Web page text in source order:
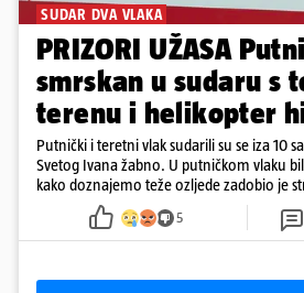
SUDAR DVA VLAKA
PRIZORI UŽASA
smrskan u sudaru s
terenu i helikopter
Putnički i teretni vlak sudarili su se iza 10
Svetog Ivana žabno. U putničkom vlaku
kako doznajemo teže ozljede zadobio je
vlaka. Zatvoren je promet, a fotoreporteri Prigorskog objavili su
prve snimke s mjesta sudara
5